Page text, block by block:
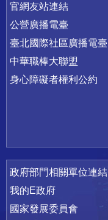
官網友站連結
公營廣播電臺
臺北國際社區廣播電臺
中華職棒大聯盟
身心障礙者權利公約
政府部門相關單位連結
我的E政府
國家發展委員會